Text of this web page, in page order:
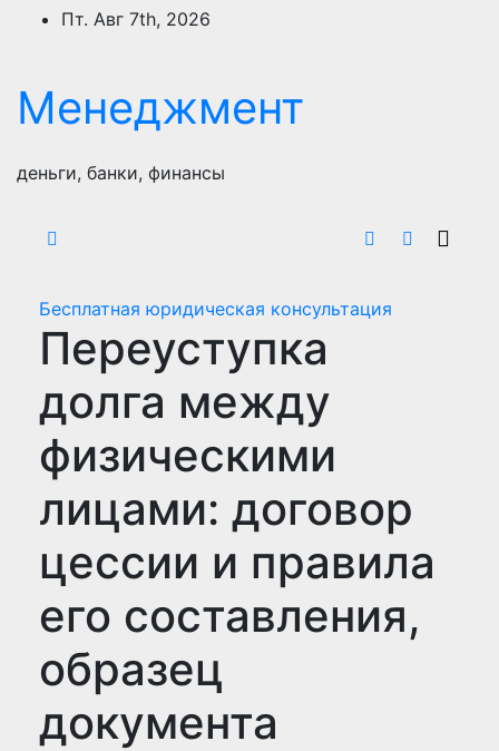
ПерейтиПт. Авг 7th, 2026
Менеджмент
деньги, банки, финансы
Бесплатная юридическая консультация
Переуступка
долга между
физическими
лицами: договор
цессии и правила
его составления,
образец
документа